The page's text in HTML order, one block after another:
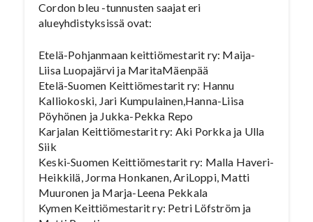
Cordon bleu -tunnusten saajat eri
alueyhdistyksissä ovat:
Etelä-Pohjanmaan keittiömestarit ry: Maija-
Liisa Luopajärvi ja MaritaMäenpää
Etelä-Suomen Keittiömestarit ry: Hannu
Kalliokoski, Jari Kumpulainen,Hanna-Liisa
Pöyhönen ja Jukka-Pekka Repo
Karjalan Keittiömestarit ry: Aki Porkka ja Ulla
Siik
Keski-Suomen Keittiömestarit ry: Malla Haveri-
Heikkilä, Jorma Honkanen, AriLoppi, Matti
Muuronen ja Marja-Leena Pekkala
Kymen Keittiömestarit ry: Petri Löfström ja